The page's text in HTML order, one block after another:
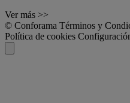
Ver más >>
© Conforama Términos y
Política de cookies